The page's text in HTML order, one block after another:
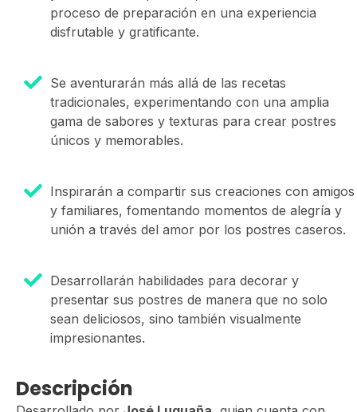
proceso de preparación en una experiencia
disfrutable y gratificante.
Se aventurarán más allá de las recetas
tradicionales, experimentando con una amplia
gama de sabores y texturas para crear postres
únicos y memorables.
Inspirarán a compartir sus creaciones con amigos
y familiares, fomentando momentos de alegría y
unión a través del amor por los postres caseros.
Desarrollarán habilidades para decorar y
presentar sus postres de manera que no solo
sean deliciosos, sino también visualmente
impresionantes.
Descripción